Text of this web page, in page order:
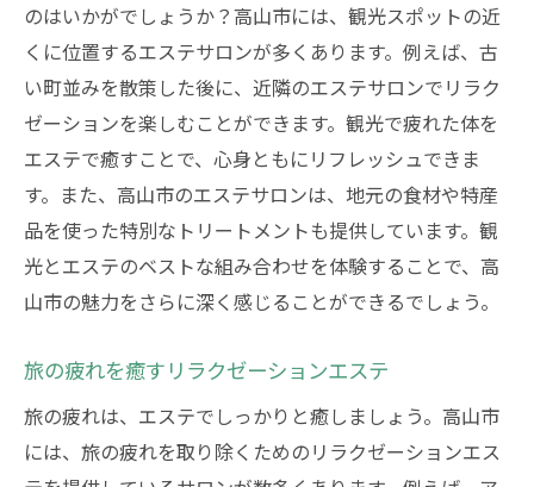
のはいかがでしょうか？高山市には、観光スポットの近
くに位置するエステサロンが多くあります。例えば、古
い町並みを散策した後に、近隣のエステサロンでリラク
ゼーションを楽しむことができます。観光で疲れた体を
エステで癒すことで、心身ともにリフレッシュできま
す。また、高山市のエステサロンは、地元の食材や特産
品を使った特別なトリートメントも提供しています。観
光とエステのベストな組み合わせを体験することで、高
山市の魅力をさらに深く感じることができるでしょう。
旅の疲れを癒すリラクゼーションエステ
旅の疲れは、エステでしっかりと癒しましょう。高山市
には、旅の疲れを取り除くためのリラクゼーションエス